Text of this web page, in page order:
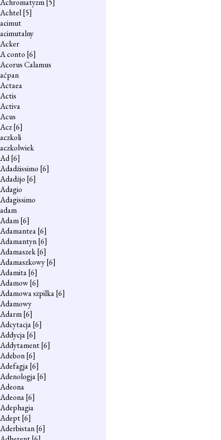
Achromatyzm[5]
Achtel[5]
acimut
acimutalny
Acker
A conto [6]
Acorus Calamus
aćpan
Actaea
Actis
Activa
Acus
Acz[6]
aczkoli
aczkolwiek
Ad[6]
Adadżissimo [6]
Adadżjo [6]
Adagio
Adagissimo
adam
Adam[6]
Adamantea[6]
Adamantyn[6]
Adamaszek[6]
Adamaszkowy[6]
Adamita[6]
Adamow[6]
Adamowa szpilka[6]
Adamowy
Adarm[6]
Adcytacja[6]
Addycja[6]
Addytament[6]
Adebon[6]
Adefagja[6]
Adenologja[6]
Adeona
Adeona[6]
Adephagia
Adept[6]
Aderbistan[6]